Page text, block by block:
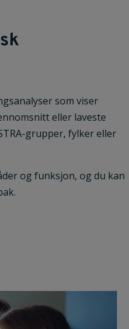
som viser
eller laveste
grupper, fylker eller
og funksjon, og du kan